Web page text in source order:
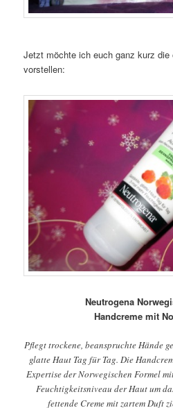
Jetzt möchte ich euch ganz kurz die
vorstellen:
Neutrogena
Handcreme mit
Pflegt trockene, beanspruchte Hände
glatte Haut Tag für Tag. Die
Expertise der Norwegischen Formel
Feuchtigkeitsniveau der Haut um
fettende Creme mit zartem Duft